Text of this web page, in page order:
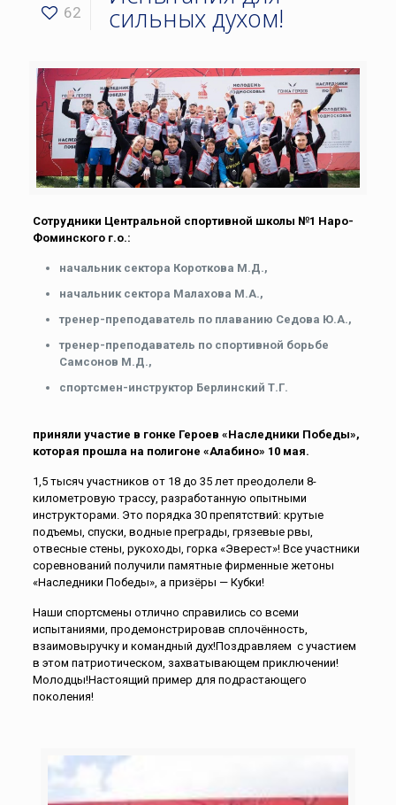
62 сильных духом!
Сотрудники Центральной спортивной школы №1 Наро-
Фоминского г.о.:
начальник сектора Короткова М.Д.,
начальник сектора Малахова М.А.,
тренер-преподаватель по плаванию Седова Ю.А.,
тренер-преподаватель по спортивной борьбе
Самсонов М.Д.,
спортсмен-инструктор Берлинский Т.Г.
приняли участие в гонке Героев «Наследники Победы»,
которая прошла на полигоне «Алабино» 10 мая.
1,5 тысяч участников от 18 до 35 лет преодолели 8-
километровую трассу, разработанную опытными
инструкторами. Это порядка 30 препятствий: крутые
подъемы, спуски, водные преграды, грязевые рвы,
отвесные стены, рукоходы, горка «Эверест»! Все участники
соревнований получили памятные фирменные жетоны
«Наследники Победы», а призёры — Кубки!
Наши спортсмены отлично справились со всеми
испытаниями, продемонстрировав сплочённость,
взаимовыручку и командный дух!Поздравляем с участием
в этом патриотическом, захватывающем приключении!
Молодцы!Настоящий пример для подрастающего
поколения!